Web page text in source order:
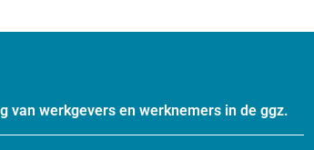
van werkgevers en werknemers in de ggz.